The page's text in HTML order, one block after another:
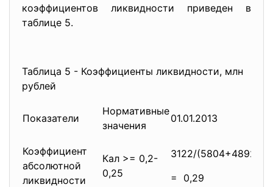
коэффициентов ликвидности приведен в
таблице 5.
Таблица 5 - Коэффициенты ликвидности, млн
рублей
Показатели
Нормативные
значения
01.01.2013
Коэффициент
абсолютной
ликвидности
Кал >= 0,2-
0,25
3122/(5804+4892)
= 0,29